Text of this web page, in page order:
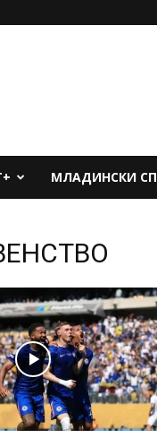
МЛАДИНСКИ